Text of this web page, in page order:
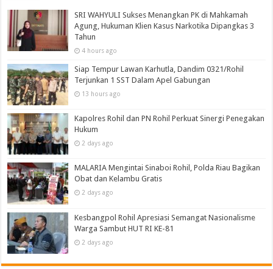
SRI WAHYULI Sukses Menangkan PK di Mahkamah
Agung, Hukuman Klien Kasus Narkotika Dipangkas 3
Tahun
4 hours ago
Siap Tempur Lawan Karhutla, Dandim 0321/Rohil
Terjunkan 1 SST Dalam Apel Gabungan
13 hours ago
Kapolres Rohil dan PN Rohil Perkuat Sinergi Penegakan
Hukum
2 days ago
MALARIA Mengintai Sinaboi Rohil, Polda Riau Bagikan
Obat dan Kelambu Gratis
2 days ago
Kesbangpol Rohil Apresiasi Semangat Nasionalisme
Warga Sambut HUT RI KE-81
2 days ago